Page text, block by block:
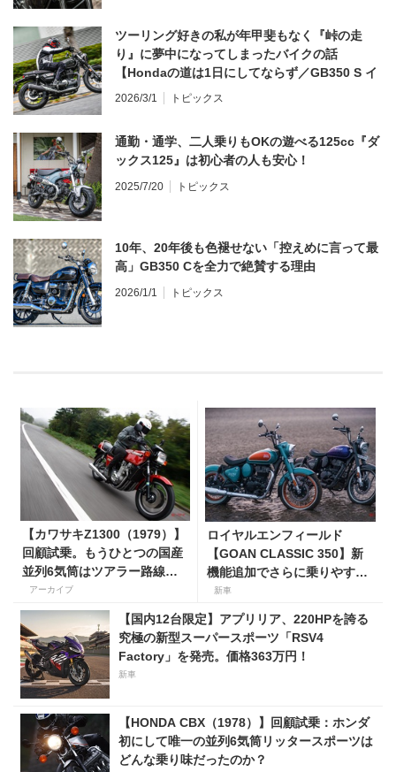
ツーリング好きの私が年甲斐もなく『峠の走
り』に夢中になってしまったバイクの話
【Hondaの道は1日にしてならず／GB350 S イ
ンプレ・レビュー 前編】
2026/3/1 トピックス
通勤・通学、二人乗りもOKの遊べる125cc『ダ
ックス125』は初心者の人も安心！
2025/7/20 トピックス
10年、20年後も色褪せない「控えめに言って最
高」GB350 Cを全力で絶賛する理由
2026/1/1 トピックス
【カワサキZ1300（1979）】
回顧試乗。もうひとつの国産
並列6気筒はツアラー路線で
生き残った
アーカイブ
ロイヤルエンフィールド
【GOAN CLASSIC 350】新
機能追加でさらに乗りやすく
なった2026年モデルは、価格
80万800円〜で7月31日発
売！
新車
【国内12台限定】アプリリア、220HPを誇る
究極の新型スーパースポーツ「RSV4
Factory」を発売。価格363万円！
新車
【HONDA CBX（1978）】回顧試乗：ホンダ
初にして唯一の並列6気筒リッタースポーツは
どんな乗り味だったのか？